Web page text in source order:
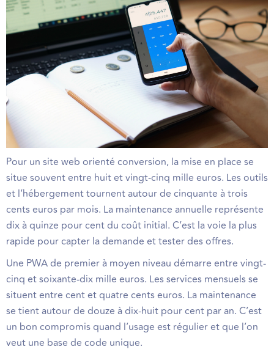
Pour un site web orienté conversion, la mise en place se
situe souvent entre huit et vingt-cinq mille euros. Les outils
et l’hébergement tournent autour de cinquante à trois
cents euros par mois. La maintenance annuelle représente
dix à quinze pour cent du coût initial. C’est la voie la plus
rapide pour capter la demande et tester des offres.
Une PWA de premier à moyen niveau démarre entre vingt-
cinq et soixante-dix mille euros. Les services mensuels se
situent entre cent et quatre cents euros. La maintenance
se tient autour de douze à dix-huit pour cent par an. C’est
un bon compromis quand l’usage est régulier et que l’on
veut une base de code unique.